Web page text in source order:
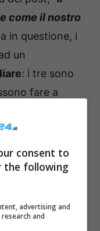
come il nostro
in questione, i
un
: i tre sono
fare a
sono in
consent to
the following
advertising and
and